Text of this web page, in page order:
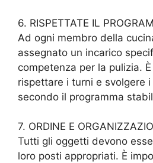
6. RISPETTATE IL
Ad ogni membro della
assegnato un incarico
competenza per la pulizia.
rispettare i turni e svolgere
secondo il programma
7. ORDINE E
Tutti gli oggetti devono
loro posti appropriati. È